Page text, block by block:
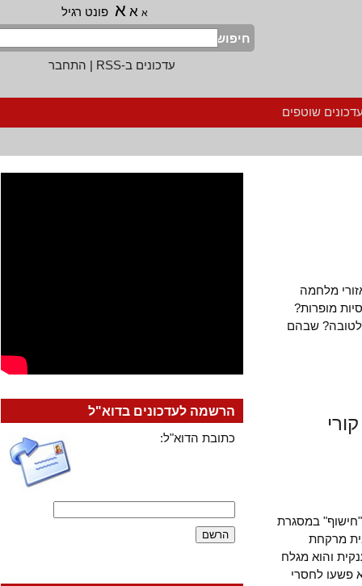
א א פונט רגיל
חיפוש
עדכונים ב-RSS
|התחבר
שוטפים
מלחמה
מופרות?
שבהם
במסגרת
מרקחת
והוא מגלח
לחסרי
הרשמה לעדכונים בדוא"ל
כתובת הדוא"ל: